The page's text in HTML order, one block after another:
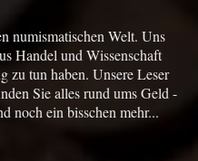
numismatischen Welt. Uns
Handel und Wissenschaft
zu tun haben. Unsere Leser
Sie alles rund ums Geld -
noch ein bisschen mehr...